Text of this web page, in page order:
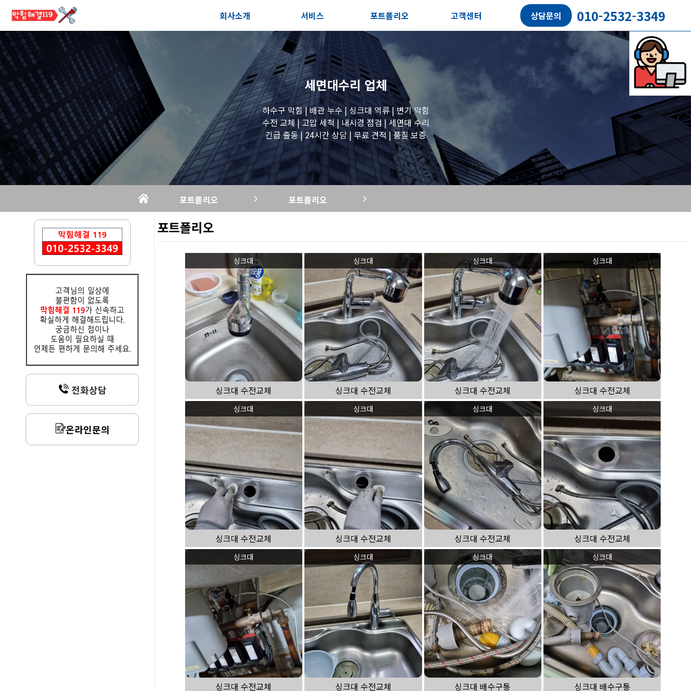
회사소개
공지사항
오시는길
서비스
서비스안내
포스트
포트폴리오
전체보기
세면대 작업
변기 작업
욕조 작업
원룸 수전 작업
세탁실 수전 작업
고객센터
고객후기
상담문의 010-2532-3349
세면대수리업체
하수구 막힘 | 배관 누수 | 싱크대 역류 | 변기 막힘
수전 교체 | 고압 세척 | 내시경 점검 | 세면대 수리
긴급 출동 | 24시간 상담 | 무료 견적 | 품질 보증
포트폴리오 포트폴리오
전화상담
온라인문의
포트폴리오
싱크대
싱크대 수전교체
싱크대
싱크대 수전교체
싱크대
싱크대 수전교체
싱크대
싱크대 수전교체
싱크대
싱크대 수전교체
싱크대
싱크대 수전교체
싱크대
싱크대 수전교체
싱크대
싱크대 수전교체
싱크대
싱크대 수전교체
싱크대
싱크대 수전교체
싱크대
싱크대 배수구통
싱크대
싱크대 배수구통